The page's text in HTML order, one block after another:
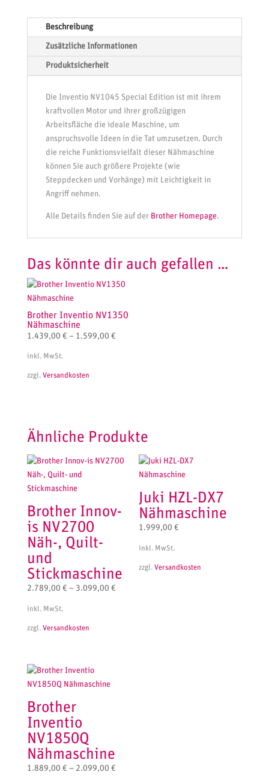
Beschreibung
Zusätzliche Informationen
Produktsicherheit
Die Inventio NV1045 Special Edition ist mit ihrem
kraftvollen Motor und ihrer großzügigen
Arbeitsfläche die ideale Maschine, um
anspruchsvolle Ideen in die Tat umzusetzen. Durch
die reiche Funktionsvielfalt dieser Nähmaschine
können Sie auch größere Projekte (wie
Steppdecken und Vorhänge) mit Leichtigkeit in
Angriff nehmen.
Alle Details finden Sie auf der Brother Homepage.
Das könnte dir auch gefallen …
Brother Inventio NV1350
Nähmaschine
1.439,00 € – 1.599,00 €
inkl. MwSt.
zzgl. Versandkosten
Ähnliche Produkte
Brother Innov-
is NV2700
Näh-, Quilt-
und
Stickmaschine
2.789,00 € – 3.099,00 €
inkl. MwSt.
zzgl. Versandkosten
Juki HZL-DX7
Nähmaschine
1.999,00€
inkl. MwSt.
zzgl.Versandkosten
Brother
Inventio
NV1850Q
Nähmaschine
1.889,00 € – 2.099,00 €